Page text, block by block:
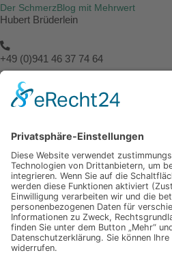
Der SchmerzBlog mit Mehrwert
Hubert Brüderlein
+49 (0)941 46 37 74 64
info@spuerbares.hubert-bruderlein.com
SPÜRbares
Hauptseite
Impressum
Datenschutz
Hauptseite
Impressum
Datenschutz